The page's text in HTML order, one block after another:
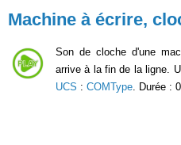
Machine à écrire,
Son de cloche d'une
arrive à la fin de la ligne.
UCS : COMType . Durée :